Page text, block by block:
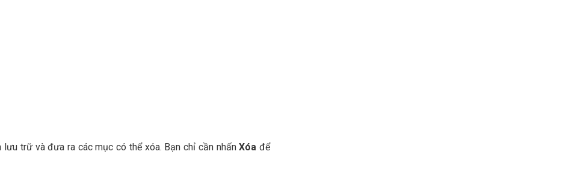
lưu trữ và đưa ra các mục có thể xóa. Bạn chỉ cần nhấnXóa để